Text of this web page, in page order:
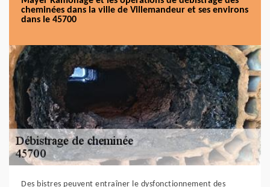
cheminées dans la ville de Villemandeur et ses environs
dans le 45700
Des bistres peuvent entraîner le dysfonctionnement des